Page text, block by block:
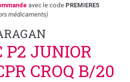
avec le code PREMIERE5
médicaments)
P2 JUNIOR
CROQ B/20